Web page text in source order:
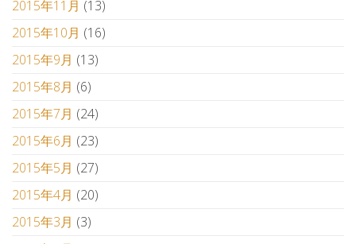
2015年11月 (13)
2015年10月 (16)
2015年9月 (13)
2015年8月 (6)
2015年7月 (24)
2015年6月 (23)
2015年5月 (27)
2015年4月 (20)
2015年3月 (3)